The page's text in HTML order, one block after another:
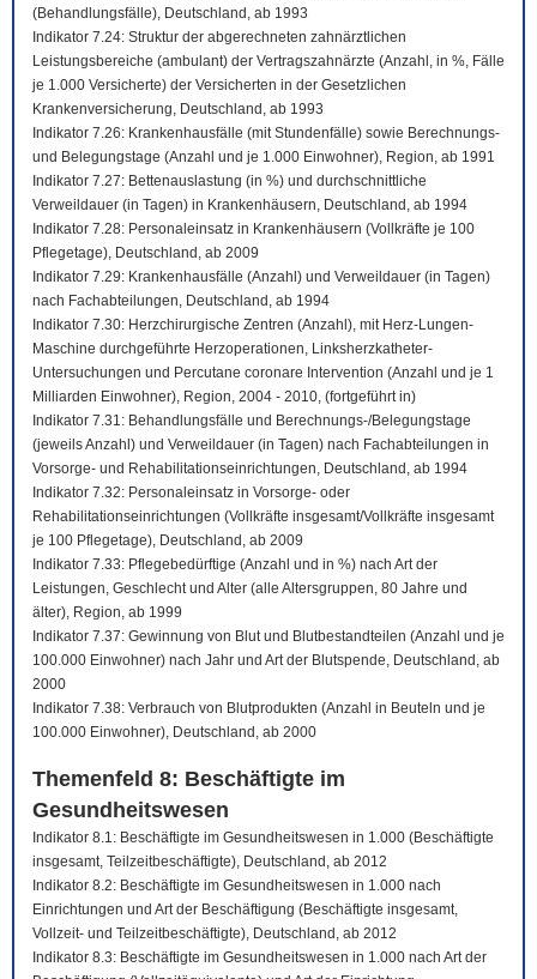
(Behandlungsfälle), Deutschland, ab 1993
Indikator 7.24: Struktur der abgerechneten zahnärztlichen
Leistungsbereiche (ambulant) der Vertragszahnärzte (Anzahl, in %, Fälle
je 1.000 Versicherte) der Versicherten in der Gesetzlichen
Krankenversicherung, Deutschland, ab 1993
Indikator 7.26: Krankenhausfälle (mit Stundenfälle) sowie Berechnungs-
und Belegungstage (Anzahl und je 1.000 Einwohner), Region, ab 1991
Indikator 7.27: Bettenauslastung (in %) und durchschnittliche
Verweildauer (in Tagen) in Krankenhäusern, Deutschland, ab 1994
Indikator 7.28: Personaleinsatz in Krankenhäusern (Vollkräfte je 100
Pflegetage), Deutschland, ab 2009
Indikator 7.29: Krankenhausfälle (Anzahl) und Verweildauer (in Tagen)
nach Fachabteilungen, Deutschland, ab 1994
Indikator 7.30: Herzchirurgische Zentren (Anzahl), mit Herz-Lungen-
Maschine durchgeführte Herzoperationen, Linksherzkatheter-
Untersuchungen und Percutane coronare Intervention (Anzahl und je 1
Milliarden Einwohner), Region, 2004 - 2010, (fortgeführt in)
Indikator 7.31: Behandlungsfälle und Berechnungs-/Belegungstage
(jeweils Anzahl) und Verweildauer (in Tagen) nach Fachabteilungen in
Vorsorge- und Rehabilitationseinrichtungen, Deutschland, ab 1994
Indikator 7.32: Personaleinsatz in Vorsorge- oder
Rehabilitationseinrichtungen (Vollkräfte insgesamt/Vollkräfte insgesamt
je 100 Pflegetage), Deutschland, ab 2009
Indikator 7.33: Pflegebedürftige (Anzahl und in %) nach Art der
Leistungen, Geschlecht und Alter (alle Altersgruppen, 80 Jahre und
älter), Region, ab 1999
Indikator 7.37: Gewinnung von Blut und Blutbestandteilen (Anzahl und je
100.000 Einwohner) nach Jahr und Art der Blutspende, Deutschland, ab
2000
Indikator 7.38: Verbrauch von Blutprodukten (Anzahl in Beuteln und je
100.000 Einwohner), Deutschland, ab 2000
Themenfeld 8: Beschäftigte im
Gesundheitswesen
Indikator 8.1: Beschäftigte im Gesundheitswesen in 1.000 (Beschäftigte
insgesamt, Teilzeitbeschäftigte), Deutschland, ab 2012
Indikator 8.2: Beschäftigte im Gesundheitswesen in 1.000 nach
Einrichtungen und Art der Beschäftigung (Beschäftigte insgesamt,
Vollzeit- und Teilzeitbeschäftigte), Deutschland, ab 2012
Indikator 8.3: Beschäftigte im Gesundheitswesen in 1.000 nach Art der